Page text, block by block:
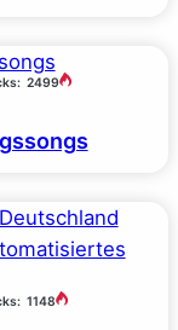
2499
1148